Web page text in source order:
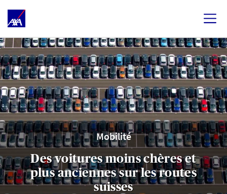
Mobilité
Des voitures moins chères et
plus anciennes sur les routes
suisses